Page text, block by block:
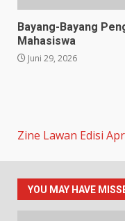
Bayang-Bayang
Mahasiswa
Juni 29, 2026
Zine Lawan Edisi
YOU MAY HAVE